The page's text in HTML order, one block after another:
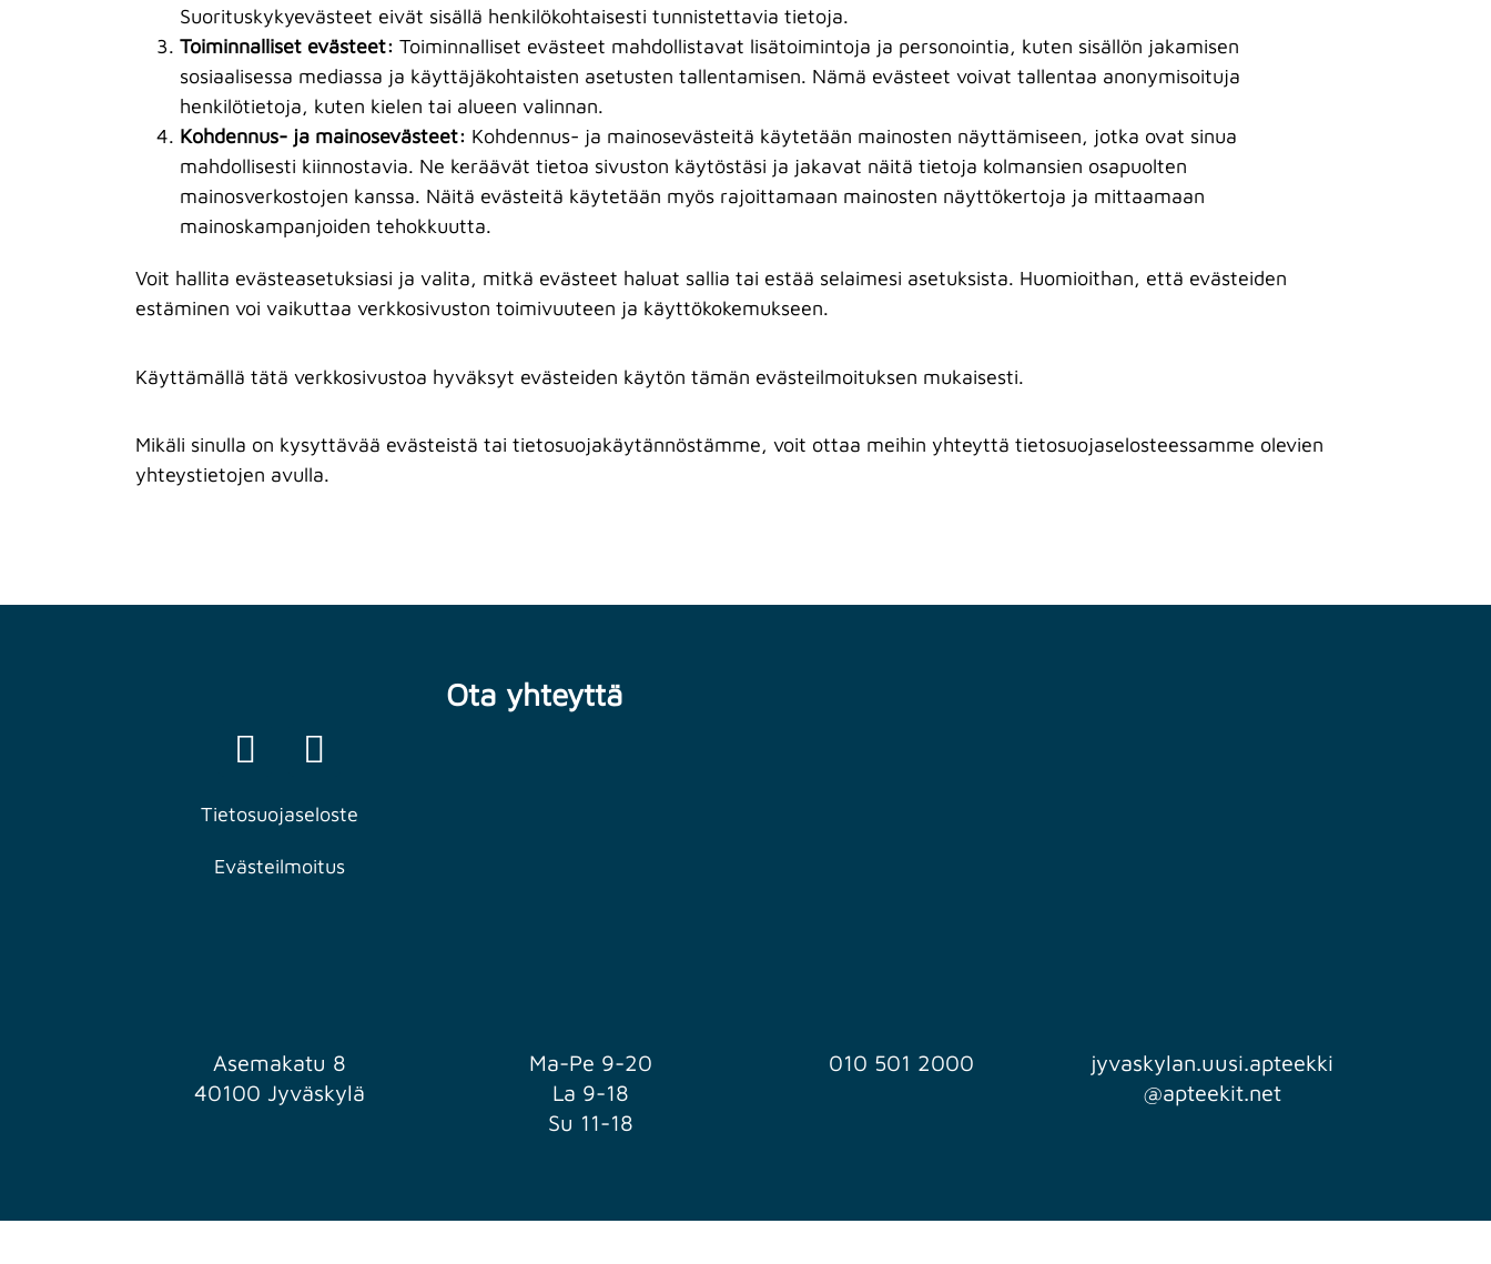
Suorituskykyevästeet eivät sisällä henkilökohtaisesti tunnistettavia tietoja.
Toiminnalliset evästeet: Toiminnalliset evästeet mahdollistavat lisätoimintoja ja personointia, kuten sisällön jakamisen
sosiaalisessa mediassa ja käyttäjäkohtaisten asetusten tallentamisen. Nämä evästeet voivat tallentaa anonymisoituja
henkilötietoja, kuten kielen tai alueen valinnan.
Kohdennus- ja mainosevästeet: Kohdennus- ja mainosevästeitä käytetään mainosten näyttämiseen, jotka ovat sinua
mahdollisesti kiinnostavia. Ne keräävät tietoa sivuston käytöstäsi ja jakavat näitä tietoja kolmansien osapuolten
mainosverkostojen kanssa. Näitä evästeitä käytetään myös rajoittamaan mainosten näyttökertoja ja mittaamaan
mainoskampanjoiden tehokkuutta.
Voit hallita evästeasetuksiasi ja valita, mitkä evästeet haluat sallia tai estää selaimesi asetuksista. Huomioithan, että evästeiden
estäminen voi vaikuttaa verkkosivuston toimivuuteen ja käyttökokemukseen.
Käyttämällä tätä verkkosivustoa hyväksyt evästeiden käytön tämän evästeilmoituksen mukaisesti.
Mikäli sinulla on kysyttävää evästeistä tai tietosuojakäytännöstämme, voit ottaa meihin yhteyttä tietosuojaselosteessamme olevien
yhteystietojen avulla.
Tietosuojaseloste
Evästeilmoitus
Ota yhteyttä
Asemakatu 8
40100 Jyväskylä
Ma-Pe 9-20
La 9-18
Su 11-18
010 501 2000
jyvaskylan.uusi.apteekki
@apteekit.net